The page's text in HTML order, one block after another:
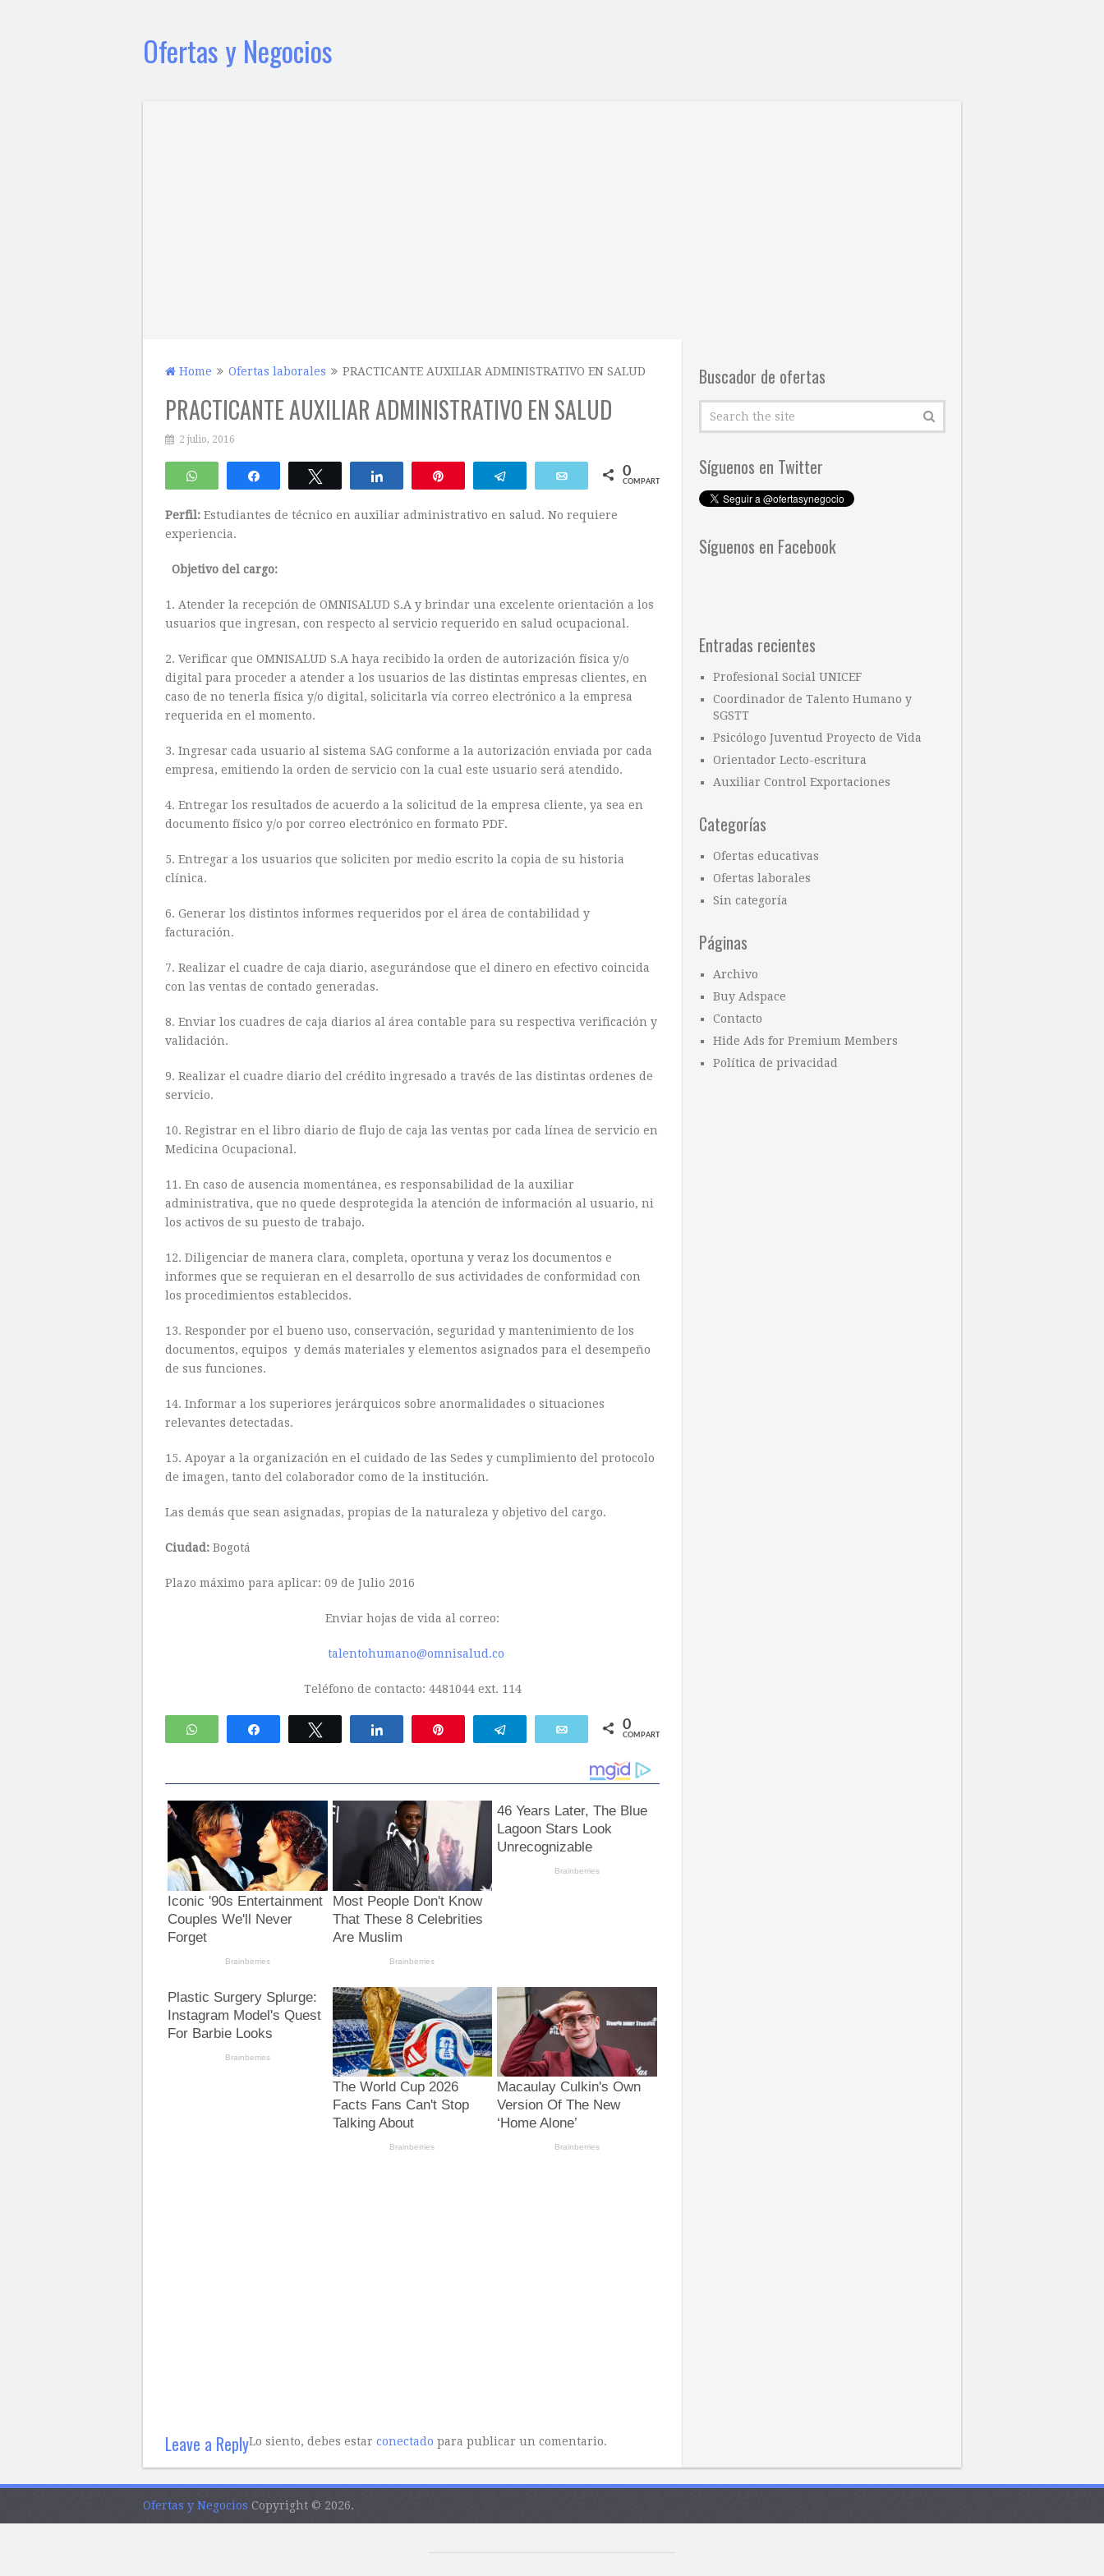
Ofertas y Negocios
Home Ofertas laborales PRACTICANTE AUXILIAR ADMINISTRATIVO EN SALUD
PRACTICANTE AUXILIAR ADMINISTRATIVO EN SALUD
2 julio, 2016
WhatsApp Compartir Twittear Compartir Telegram Email 0
COMPARTIR
Perfil: Estudiantes de técnico en auxiliar administrativo en salud. No requiere
experiencia.
Objetivo del cargo:
1. Atender la recepción de OMNISALUD S.A y brindar una excelente orientación a los
usuarios que ingresan, con respecto al servicio requerido en salud ocupacional.
2. Verificar que OMNISALUD S.A haya recibido la orden de autorización física y/o
digital para proceder a atender a los usuarios de las distintas empresas clientes, en
caso de no tenerla física y/o digital, solicitarla vía correo electrónico a la empresa
requerida en el momento.
3. Ingresar cada usuario al sistema SAG conforme a la autorización enviada por cada
empresa, emitiendo la orden de servicio con la cual este usuario será atendido.
4. Entregar los resultados de acuerdo a la solicitud de la empresa cliente, ya sea en
documento físico y/o por correo electrónico en formato PDF.
5. Entregar a los usuarios que soliciten por medio escrito la copia de su historia
clínica.
6. Generar los distintos informes requeridos por el área de contabilidad y
facturación.
7. Realizar el cuadre de caja diario, asegurándose que el dinero en efectivo coincida
con las ventas de contado generadas.
8. Enviar los cuadres de caja diarios al área contable para su respectiva verificación y
validación.
9. Realizar el cuadre diario del crédito ingresado a través de las distintas ordenes de
servicio.
10. Registrar en el libro diario de flujo de caja las ventas por cada línea de servicio en
Medicina Ocupacional.
11. En caso de ausencia momentánea, es responsabilidad de la auxiliar
administrativa, que no quede desprotegida la atención de información al usuario, ni
los activos de su puesto de trabajo.
12. Diligenciar de manera clara, completa, oportuna y veraz los documentos e
informes que se requieran en el desarrollo de sus actividades de conformidad con
los procedimientos establecidos.
13. Responder por el bueno uso, conservación, seguridad y mantenimiento de los
documentos, equipos y demás materiales y elementos asignados para el desempeño
de sus funciones.
14. Informar a los superiores jerárquicos sobre anormalidades o situaciones
relevantes detectadas.
15. Apoyar a la organización en el cuidado de las Sedes y cumplimiento del protocolo
de imagen, tanto del colaborador como de la institución.
Las demás que sean asignadas, propias de la naturaleza y objetivo del cargo.
Ciudad: Bogotá
Plazo máximo para aplicar: 09 de Julio 2016
Enviar hojas de vida al correo:
talentohumano@omnisalud.co
Teléfono de contacto: 4481044 ext. 114
WhatsApp Compartir Twittear Compartir Telegram Email 0
COMPARTIR
Leave a ReplyLo siento, debes estar conectado para publicar un comentario.
Buscador de ofertas
Síguenos en Twitter
Síguenos en Facebook
Entradas recientes
Profesional Social UNICEF
Coordinador de Talento Humano y
SGSTT
Psicólogo Juventud Proyecto de Vida
Orientador Lecto-escritura
Auxiliar Control Exportaciones
Categorías
Ofertas educativas
Ofertas laborales
Sin categoría
Páginas
Archivo
Buy Adspace
Contacto
Hide Ads for Premium Members
Política de privacidad
Ofertas y Negocios Copyright © 2026.